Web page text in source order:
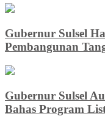
Gubernur Sulsel
Pembangunan
Gubernur Sulsel
Bahas Program